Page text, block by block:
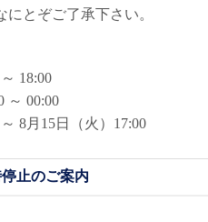
とぞご了承下さい。
18:00
～ 00:00
8月15日（火）17:00
止のご案内